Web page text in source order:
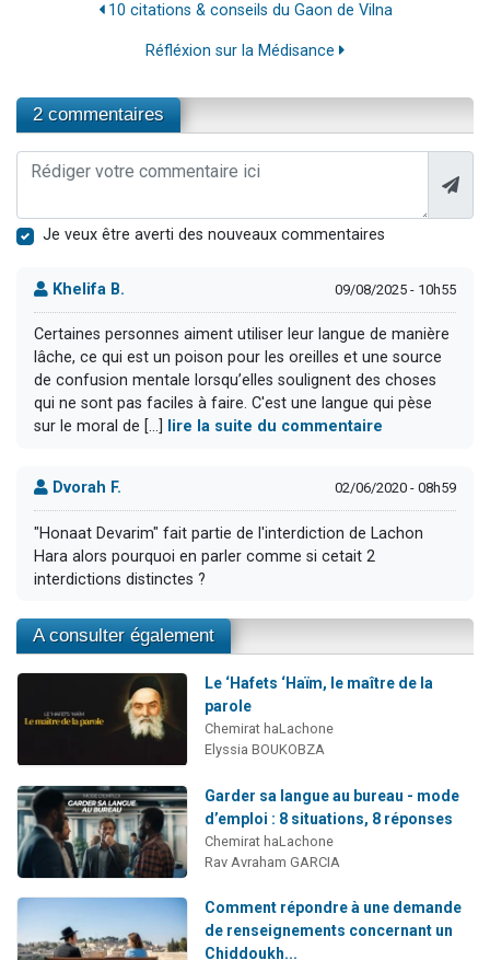
10 citations & conseils du Gaon de Vilna
Réfléxion sur la Médisance
2 commentaires
Je veux être averti des nouveaux commentaires
Khelifa B. 09/08/2025 - 10h55
Certaines personnes aiment utiliser leur langue de manière
lâche, ce qui est un poison pour les oreilles et une source
de confusion mentale lorsqu’elles soulignent des choses
qui ne sont pas faciles à faire. C'est une langue qui pèse
sur le moral de [...]
lire la suite du commentaire
Dvorah F. 02/06/2020 - 08h59
"Honaat Devarim" fait partie de l'interdiction de Lachon
Hara alors pourquoi en parler comme si cetait 2
interdictions distinctes ?
A consulter également
Le ‘Hafets ‘Haïm, le maître de la
parole
Chemirat haLachone
Elyssia BOUKOBZA
Garder sa langue au bureau - mode
d’emploi : 8 situations, 8 réponses
Chemirat haLachone
Rav Avraham GARCIA
Comment répondre à une demande
de renseignements concernant un
Chiddoukh...